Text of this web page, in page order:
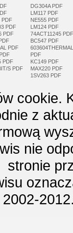
PDF
PDF
PDF
PDF
PDF
S PDF
DG304A PDF
LM117 PDF
NE555 PDF
LM124 PDF
74ACT11245 PDF
BC547 PDF
603604THERMAL
PDF
KC149 PDF
MAX220 PDF
1SV263 PDF
cookie.
z
nie
stronie